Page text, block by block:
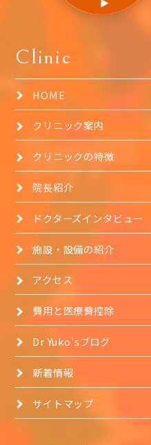
Clinic
HOME
クリニック案内
クリニックの特徴
院長紹介
ドクターズインタビュー
施設・設備の紹介
アクセス
費用と医療費控除
Dr Yuko'sブログ
新着情報
サイトマップ